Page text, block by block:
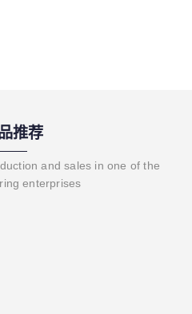
推荐
and sales in one of the
enterprises